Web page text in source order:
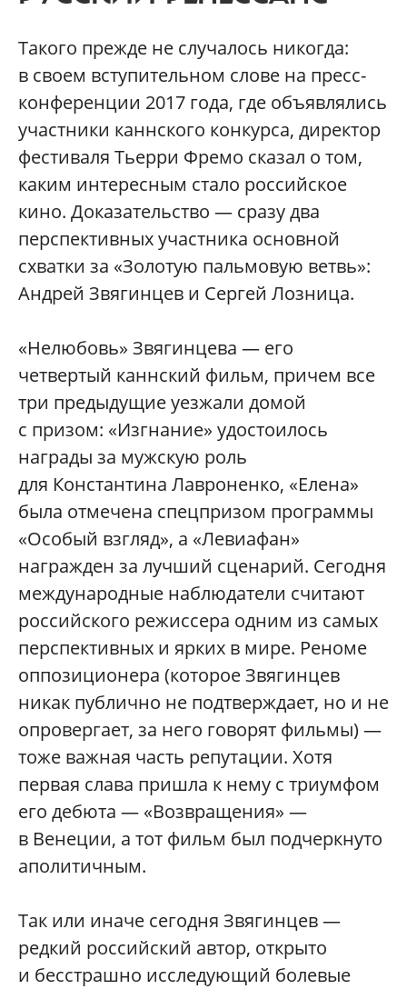
Такого прежде не случалось никогда:
в своем вступительном слове на пресс-
конференции 2017 года, где объявлялись
участники каннского конкурса, директор
фестиваля Тьерри Фремо сказал о том,
каким интересным стало российское
кино. Доказательство — сразу два
перспективных участника основной
схватки за «Золотую пальмовую ветвь»:
Андрей Звягинцев и Сергей Лозница.
«Нелюбовь» Звягинцева — его
четвертый каннский фильм, причем все
три предыдущие уезжали домой
с призом: «Изгнание» удостоилось
награды за мужскую роль
для Константина Лавроненко, «Елена»
была отмечена спецпризом программы
«Особый взгляд», а «Левиафан»
награжден за лучший сценарий. Сегодня
международные наблюдатели считают
российского режиссера одним из самых
перспективных и ярких в мире. Реноме
оппозиционера (которое Звягинцев
никак публично не подтверждает, но и не
опровергает, за него говорят фильмы) —
тоже важная часть репутации. Хотя
первая слава пришла к нему с триумфом
его дебюта — «Возвращения» —
в Венеции, а тот фильм был подчеркнуто
аполитичным.
Так или иначе сегодня Звягинцев —
редкий российский автор, открыто
и бесстрашно исследующий болевые